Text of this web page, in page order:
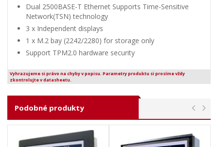
Dual 2500BASE-T Ethernet Supports Time-Sensitive
Network(TSN) technology
3 x Independent displays
1 x M.2 bay (2242/2280) for storage only
Support TPM2.0 hardware security
Vyhrazujeme si právo na chyby v popisu. Parametry produktu si prosíme vždy
zkontrolujte v datasheetu.
Podobné produkty